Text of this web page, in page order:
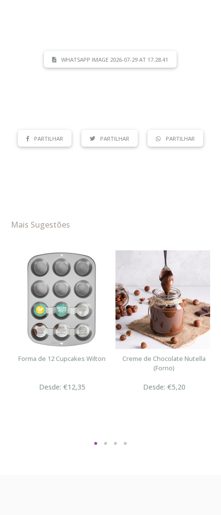
WHATSAPP IMAGE 2026-07-29 AT 17.28.41
PARTILHAR PARTILHAR PARTILHAR
Mais Sugestões
Forma de 12 Cupcakes Wilton
Desde: €12,35
Creme de Chocolate Nutella
(Forno)
Desde: €5,20